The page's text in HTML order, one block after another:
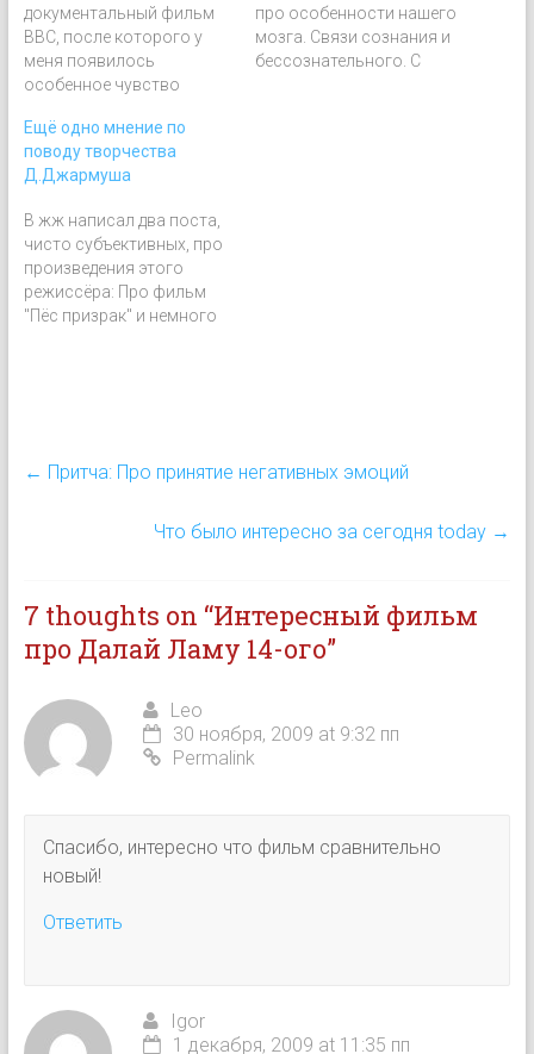
документальный фильм
BBC, после которого у
меня появилось
особенное чувство
человечество. Фильм
очень прикольно и
интересно сделан,
посмотреть. Одни
раскрытые темы только
чего стоят! Краткое
содержание:
Соперничество и второе
репутация Питание…
про особенности нашего
мозга. Связи сознания и
бессознательного. С
Ещё одно мнение по
поводу творчества
Д.Джармуша
В жж написал два поста,
чисто субъективных, про
произведения этого
режиссёра: Про фильм
"Пёс призрак" и немного
← Притча: Про принятие негативных эмоций
Что было интересно за сегодня today →
7 thoughts on “Интересный фильм
про Далай Ламу 14-ого”
Leo
30 ноября, 2009 at 9:32 пп
Permalink
Спасибо, интересно что фильм сравнительно
новый!
Ответить
Igor
1 декабря, 2009 at 11:35 пп